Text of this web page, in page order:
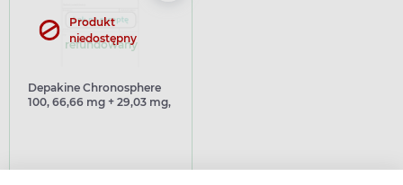
refundowany
Produkt
niedostępny
Depakine Chronosphere
100, 66,66 mg + 29,03 mg,